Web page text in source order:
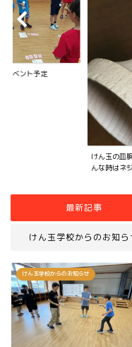
けん玉のメ
切れたら交
最新記事
けん玉学校からのお知ら
けん玉学校からのお知らせ